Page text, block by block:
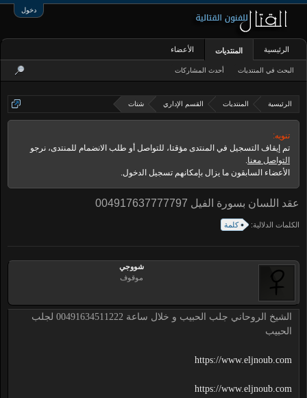
دخول
الرئيسية المنتديات القسم الإداري شتات
تنويه:
تم إيقاف التسجيل في المنتدى مؤقتا، للتواصل أو طلب الانضمام للمنتدى، نرجو
التواصل معنا.
الأعضاء السابقون ما يزال بإمكانهم تسجيل الدخول.
عقد اللسان بسورة الفيل 004917637777797
الكلمات الدلالية: كلمة
شووجي
موقوف
الشيخ الروحاني جلب الحبيب و خلال ساعة 00491634511222 لجلب
الحبيب
https://www.eljnoub.com
https://www.eljnoub.com
الرئيسية المنتديات
البحث في المنتديات أحدث المشاركات
الأعضاء